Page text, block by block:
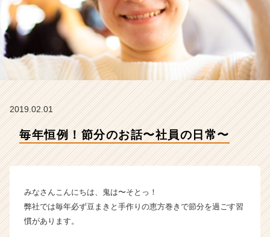
|
ベ
ン
チ
ャ
ー・
成
か
ら
ト
が
2019.02.01
毎年恒例！節分のお話〜社員の日常〜
みなさんこんにちは、鬼は〜そとっ！
弊社では毎年必ず豆まきと手作りの恵方巻きで節分を過ごす習
慣があります。